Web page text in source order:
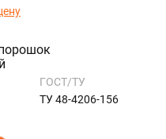
ГОСТ/ТУ
ТУ 48-4206-156